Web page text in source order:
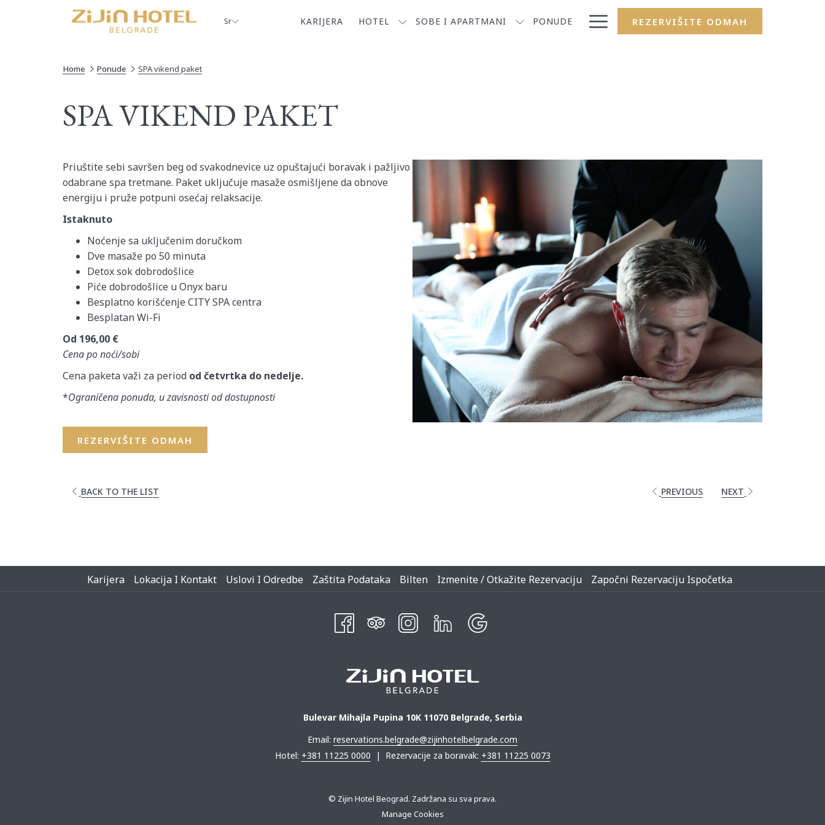
Sr KARIJERA HOTEL SOBE I APARTMANI PONUDE Hamburger
MenuREZERVIŠITE ODMAH
Home Ponude SPA vikend paket
SPA VIKEND PAKET
Priuštite sebi savršen beg od svakodnevice uz opuštajući boravak i pažljivo
odabrane spa tretmane. Paket uključuje masaže osmišljene da obnove
energiju i pruže potpuni osećaj relaksacije.
Istaknuto
Noćenje sa uključenim doručkom
Dve masaže po 50 minuta
Detox sok dobrodošlice
Piće dobrodošlice u Onyx baru
Besplatno korišćenje CITY SPA centra
Besplatan Wi-Fi
Od 196,00 €
Cena po noći/sobi
Cena paketa važi za period od četvrtka do nedelje.
*Ograničena ponuda, u zavisnosti od dostupnosti
REZERVIŠITE ODMAH
BACK TO THE LIST PREVIOUS NEXT
Karijera Lokacija I Kontakt Uslovi I Odredbe Zaštita Podataka Bilten Izmenite / Otkažite Rezervaciju Započni Rezervaciju Ispočetka
Bulevar Mihajla Pupina 10K 11070 Belgrade, Serbia
Email: reservations.belgrade@zijinhotelbelgrade.com
Hotel: +381 11225 0000 | Rezervacije za boravak: +381 11225 0073
© Zijin Hotel Beograd. Zadržana su sva prava.
Manage Cookies